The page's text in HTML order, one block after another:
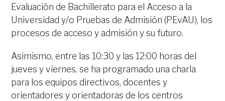
Evaluación de Bachillerato para el Acceso a la
Universidad y/o Pruebas de Admisión (PEvAU), los
procesos de acceso y admisión y su futuro.
Asimismo, entre las 10:30 y las 12:00 horas del
jueves y viernes, se ha programado una charla
para los equipos directivos, docentes y
orientadores y orientadoras de los centros